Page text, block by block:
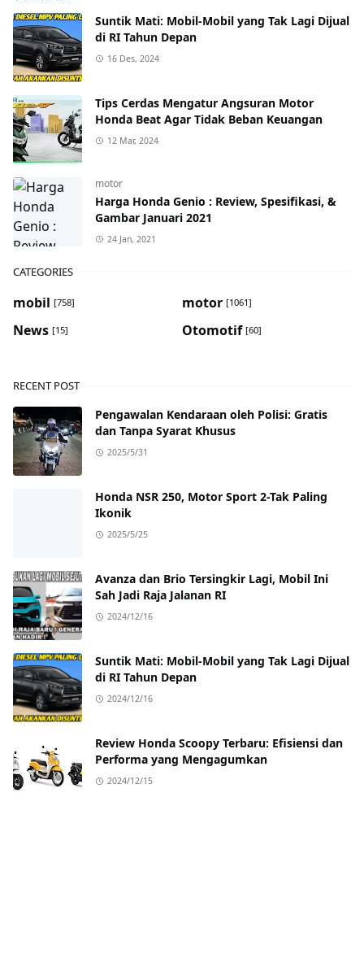
Suntik Mati: Mobil-Mobil yang Tak Lagi Dijual
di RI Tahun Depan
16 Des, 2024
Tips Cerdas Mengatur Angsuran Motor
Honda Beat Agar Tidak Beban Keuangan
12 Mar, 2024
motor
Harga Honda Genio : Review, Spesifikasi, &
Gambar Januari 2021
24 Jan, 2021
CATEGORIES
mobil [758] motor [1061]
News [15] Otomotif [60]
RECENT POST
Pengawalan Kendaraan oleh Polisi: Gratis
dan Tanpa Syarat Khusus
2025/5/31
Honda NSR 250, Motor Sport 2-Tak Paling
Ikonik
2025/5/25
Avanza dan Brio Tersingkir Lagi, Mobil Ini
Sah Jadi Raja Jalanan RI
2024/12/16
Suntik Mati: Mobil-Mobil yang Tak Lagi Dijual
di RI Tahun Depan
2024/12/16
Review Honda Scoopy Terbaru: Efisiensi dan
Performa yang Mengagumkan
2024/12/15